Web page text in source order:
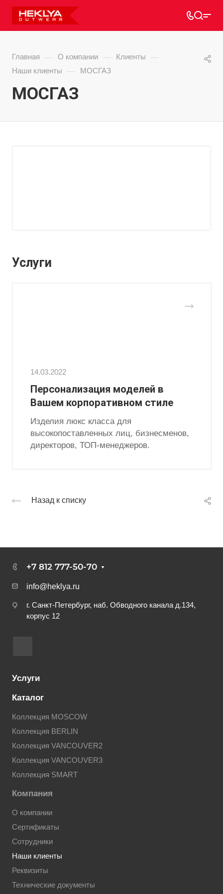
Главная — О компании — Клиенты —
Наши клиенты — МОСГАЗ
МОСГАЗ
Услуги
14.03.2022
Персонализация моделей в
Вашем корпоративном стиле
Изделия люкс класса для
высокопоставленных лиц, бизнесменов,
директоров, ТОП-менеджеров.
Назад к списку
+7 812 777-50-70
info@heklya.ru
г. Санкт-Петербург, наб. Обводного канала д.134,
корпус 12
Услуги
Каталог
Коллекция MOSCOW
Коллекция BERLIN
Коллекция VANCOUVER2
Коллекция VANCOUVER3
Коллекция SMART
Компания
О компании
Сертификаты
Сотрудники
Наши клиенты
Реквизиты
Технические документы